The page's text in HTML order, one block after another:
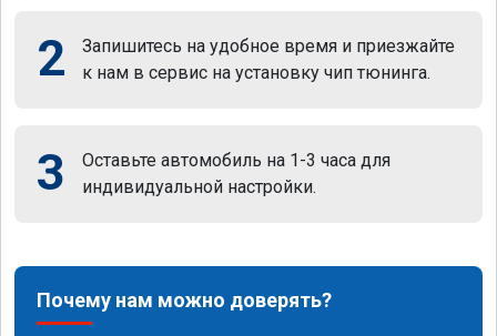
2
Запишитесь на удобное время и приезжайте
к нам в сервис на установку чип тюнинга.
3
Оставьте автомобиль на 1-3 часа для
индивидуальной настройки.
Почему нам можно доверять?